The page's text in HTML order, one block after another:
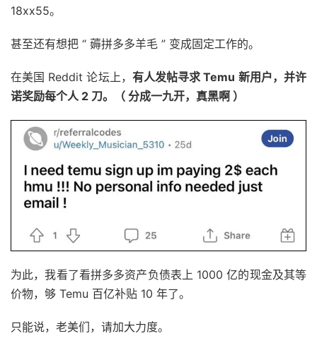
18xx55。
甚至还有想把 “ 薅拼多多羊毛 ” 变成固定工作的。
在美国 Reddit 论坛上， 有人发帖寻求 Temu 新用户，并许
诺奖励每个人 2 刀。（ 分成一九开，真黑啊 ）
为此，我看了看拼多多资产负债表上 1000 亿的现金及其等
价物，够 Temu 百亿补贴 10 年了。
只能说，老美们，请加大力度。